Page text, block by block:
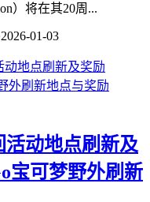
）将在其20周...
2026-01-03
活动地点刷新及
宝可梦野外刷新